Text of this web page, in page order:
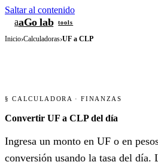
Saltar al contenido
aaGo lab tools
Inicio›Calculadoras›UF a CLP
§ CALCULADORA · FINANZAS
Convertir UF a CLP del día
Ingresa un monto en UF o en
conversión usando la tasa del día.